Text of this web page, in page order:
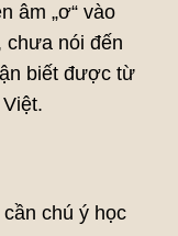
âm „ơ“ vào
chưa nói đến
biết được từ
chú ý học